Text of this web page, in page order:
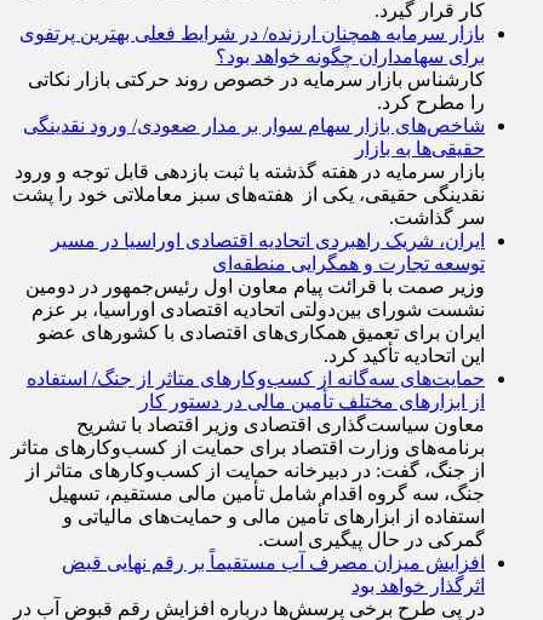
کار قرار گیرد.
بازار سرمایه همچنان ارزنده/ در شرایط فعلی بهترین پرتفوی
برای سهامداران چگونه خواهد بود؟
کارشناس بازار سرمایه در خصوص روند حرکتی بازار نکاتی
را مطرح کرد.
شاخص‌های بازار سهام سوار بر مدار صعودی/ ورود نقدینگی
حقیقی‌ها به بازار
بازار سرمایه در هفته گذشته با ثبت بازدهی قابل توجه و ورود
نقدینگی حقیقی، یکی از هفته‌های سبز معاملاتی خود را پشت
سر گذاشت.
ایران، شریک راهبردی اتحادیه اقتصادی اوراسیا در مسیر
توسعه تجارت و همگرایی منطقه‌ای
وزیر صمت با قرائت پیام معاون اول رئیس‌جمهور در دومین
نشست شورای بین‌دولتی اتحادیه اقتصادی اوراسیا، بر عزم
ایران برای تعمیق همکاری‌های اقتصادی با کشورهای عضو
این اتحادیه تأکید کرد.
حمایت‌های سه‌گانه از کسب‌وکارهای متاثر از جنگ/ استفاده
از ابزارهای مختلف تأمین مالی در دستور کار
معاون سیاست‌گذاری اقتصادی وزیر اقتصاد با تشریح
برنامه‌های وزارت اقتصاد برای حمایت از کسب‌وکار‌های متاثر
از جنگ، گفت: در دبیرخانه حمایت از کسب‌وکار‌های متاثر از
جنگ، سه گروه اقدام شامل تأمین مالی مستقیم، تسهیل
استفاده از ابزار‌های تأمین مالی و حمایت‌های مالیاتی و
گمرکی در حال پیگیری است.
افزایش میزان مصرف آب مستقیماً بر رقم نهایی قبض
اثرگذار خواهد بود
در پی طرح برخی پرسش‌ها درباره افزایش رقم قبوض آب در